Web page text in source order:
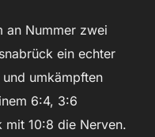
an Nummer zwei
ein echter
umkämpften
6:4, 3:6
mit 10:8 die Nerven.